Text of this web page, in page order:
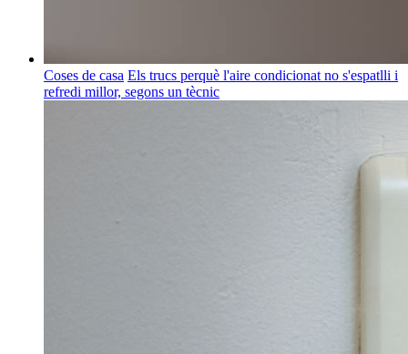
Coses de casa Els trucs perquè l'aire condicionat no s'espatlli i
refredi millor, segons un tècnic